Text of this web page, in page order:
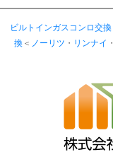
ビルトインガスコンロ交換
換 ＜ ノーリツ ・ リンナイ ・